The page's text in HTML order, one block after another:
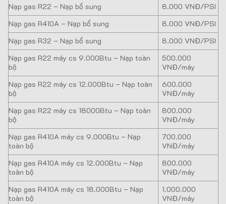
Nạp gas R22 – Nạp bổ sung
8.000 VNĐ/PSI
Nạp gas R410A – Nạp bổ sung
8.000 VNĐ/PSI
Nạp gas R32 – Nạp bổ sung
8.000 VNĐ/PSI
Nạp gas R22 máy cs 9.000Btu – Nạp toàn
bộ
500.000
VNĐ/máy
Nạp gas R22 máy cs 12.000Btu – Nạp toàn
bộ
600.000
VNĐ/máy
Nạp gas R22 máy cs 18000Btu – Nạp toàn
bộ
800.000
VNĐ/máy
Nạp gas R410A máy cs 9.000Btu – Nạp
toàn bộ
700.000
VNĐ/máy
Nạp gas R410A máy cs 12.000Btu – Nạp
toàn bộ
800.000
VNĐ/máy
Nạp gas R410A máy cs 18.000Btu – Nạp
toàn bộ
1.000.000
VNĐ/máy